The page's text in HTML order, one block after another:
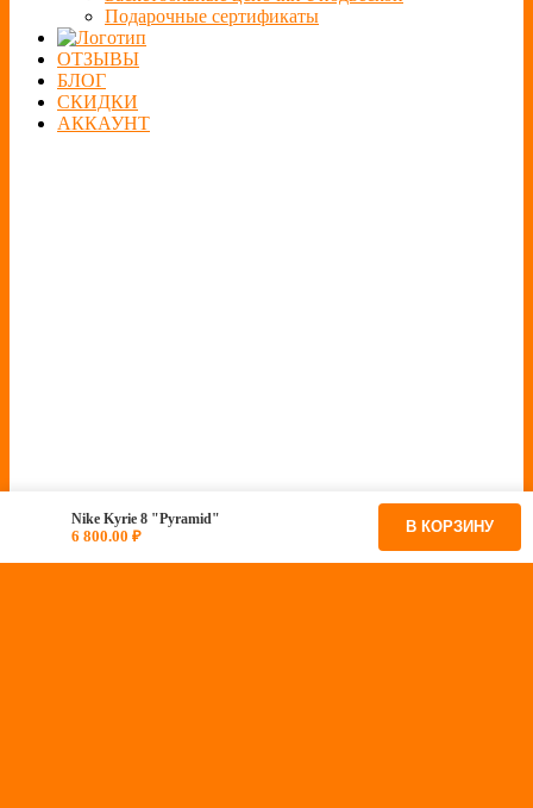
Подарочные сертификаты
ОТЗЫВЫ
БЛОГ
СКИДКИ
АККАУНТ
Nike Kyrie 8 "Pyramid"
6 800.00 ₽ В КОРЗИНУ